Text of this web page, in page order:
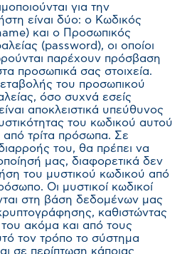
για την
είναι δύο: ο Κωδικός
και ο Προσωπικός
(password), οι οποίοι
παρέχουν πρόσβαση
προσωπικά σας στοιχεία.
του προσωπικού
όσο συχνά εσείς
αποκλειστικά υπεύθυνος
του κωδικού αυτού
τρίτα πρόσωπα. Σε
του, θα πρέπει να
μας, διαφορετικά δεν
του μυστικού κωδικού από
Οι μυστικοί κωδικοί
στη βάση δεδομένων μας
καθιστώντας
ακόμα και από τους
τον τρόπο το σύστημα
σε περίπτωση κάποιας